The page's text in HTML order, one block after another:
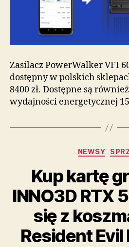
Zasilacz PowerWalker VFI
dostępny w polskich
8400 zł. Dostępne są
wydajności energetycznej
NEWSY
Kup kartę
INNO3D RTX
się z
Resident Evil